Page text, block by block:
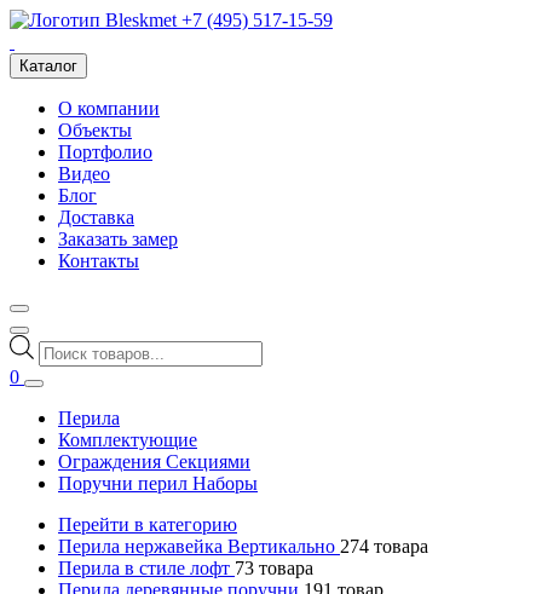
+7 (495) 517-15-59
Каталог
О компании
Объекты
Портфолио
Видео
Блог
Доставка
Заказать замер
Контакты
Поиск
товаров
0
Перила
Комплектующие
Ограждения Секциями
Поручни перил Наборы
Перейти в категорию
Перила нержавейка Вертикально 274 товара
Перила в стиле лофт 73 товара
Перила деревянные поручни 191 товар